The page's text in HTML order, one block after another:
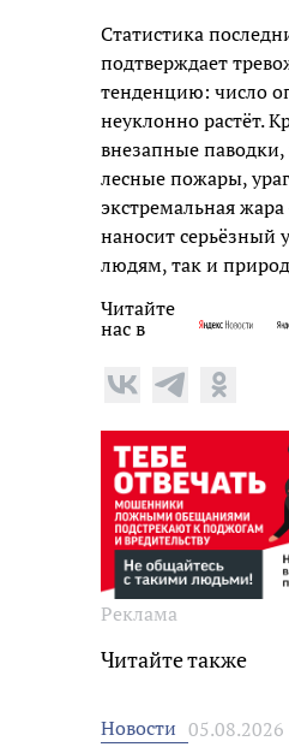
Статистика
подтверждает
тенденцию: число
неуклонно растёт.
внезапные
лесные пожары,
экстремальная жара
наносит серьёзный
людям, так и
Читайте
нас в
Реклама
Читайте также
Новости